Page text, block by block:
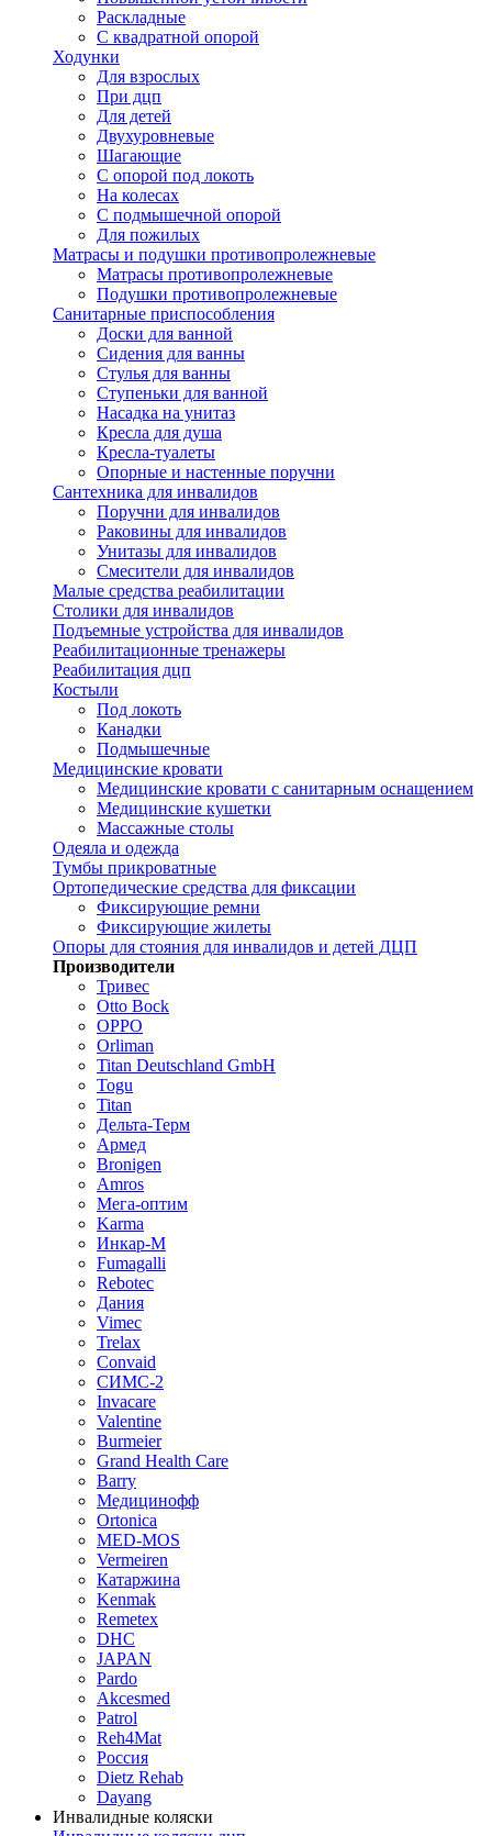
Раскладные
С квадратной опорой
Ходунки
Для взрослых
При дцп
Для детей
Двухуровневые
Шагающие
С опорой под локоть
На колесах
С подмышечной опорой
Для пожилых
Матрасы и подушки противопролежневые
Матрасы противопролежневые
Подушки противопролежневые
Санитарные приспособления
Доски для ванной
Сидения для ванны
Стулья для ванны
Ступеньки для ванной
Насадка на унитаз
Кресла для душа
Кресла-туалеты
Опорные и настенные поручни
Сантехника для инвалидов
Поручни для инвалидов
Раковины для инвалидов
Унитазы для инвалидов
Смесители для инвалидов
Малые средства реабилитации
Столики для инвалидов
Подъемные устройства для инвалидов
Реабилитационные тренажеры
Реабилитация дцп
Костыли
Под локоть
Канадки
Подмышечные
Медицинские кровати
Медицинские кровати с санитарным оснащением
Медицинские кушетки
Массажные столы
Одеяла и одежда
Тумбы прикроватные
Ортопедические средства для фиксации
Фиксирующие ремни
Фиксирующие жилеты
Опоры для стояния для инвалидов и детей ДЦП
Производители
Тривес
Otto Bock
OPPO
Orliman
Titan Deutschland GmbH
Togu
Titan
Дельта-Терм
Армед
Bronigen
Amros
Мега-оптим
Karma
Инкар-М
Fumagalli
Rebotec
Дания
Vimec
Trelax
Convaid
СИМС-2
Invacare
Valentine
Burmeier
Grand Health Care
Barry
Медицинофф
Ortonica
MED-MOS
Vermeiren
Катаржина
Kenmak
Remetex
DHC
JAPAN
Pardo
Akcesmed
Patrol
Reh4Mat
Россия
Dietz Rehab
Dayang
Инвалидные коляски